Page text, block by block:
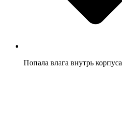
Попала влага внутрь корпуса